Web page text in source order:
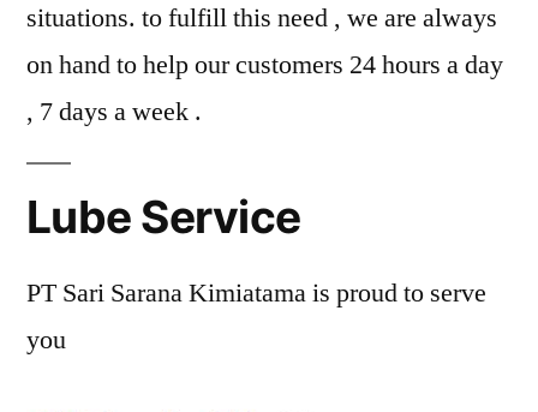
situations. to fulfill this need , we are always
on hand to help our customers 24 hours a day
, 7 days a week .
Lube Service
PT Sari Sarana Kimiatama is proud to serve
you